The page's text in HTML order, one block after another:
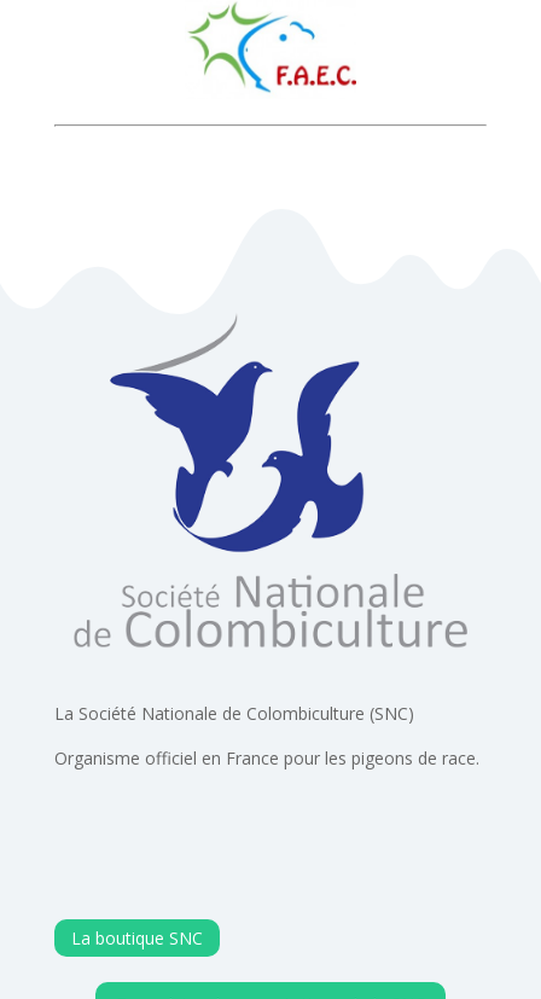
La Société Nationale de Colombiculture (SNC)
Organisme officiel en France pour les pigeons de race.
La boutique SNC